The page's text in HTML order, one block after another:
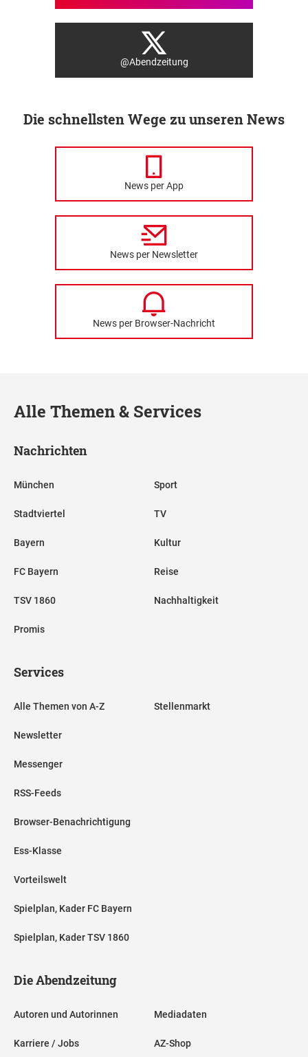
@Abendzeitung
Die schnellsten Wege zu unseren News
News per App
News per Newsletter
News per Browser-Nachricht
Alle Themen & Services
Nachrichten
München
Stadtviertel
Bayern
FC Bayern
TSV 1860
Promis
Sport
TV
Kultur
Reise
Nachhaltigkeit
Services
Alle Themen von A-Z
Newsletter
Messenger
RSS-Feeds
Browser-Benachrichtigung
Ess-Klasse
Vorteilswelt
Spielplan, Kader FC Bayern
Spielplan, Kader TSV 1860
Stellenmarkt
Die Abendzeitung
Autoren und Autorinnen
Karriere / Jobs
Mediadaten
AZ-Shop